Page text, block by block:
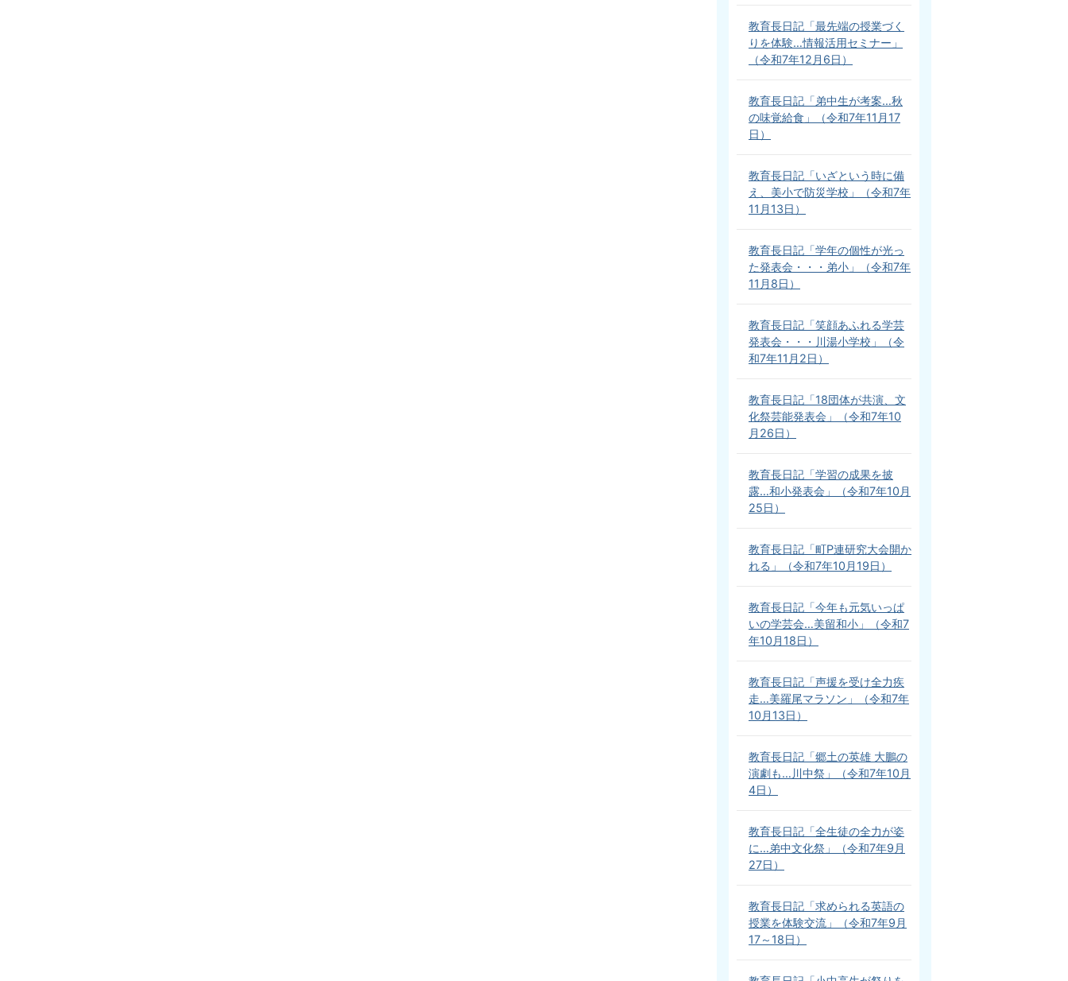
教育長日記「最先端の授業づく
りを体験…情報活用セミナー」
（令和7年12月6日）
教育長日記「弟中生が考案…秋
の味覚給食」（令和7年11月17
日）
教育長日記「いざという時に備
え、美小で防災学校」（令和7年
11月13日）
教育長日記「学年の個性が光っ
た発表会・・・弟小」（令和7年
11月8日）
教育長日記「笑顔あふれる学芸
発表会・・・川湯小学校」（令
和7年11月2日）
教育長日記「18団体が共演、文
化祭芸能発表会」（令和7年10
月26日）
教育長日記「学習の成果を披
露…和小発表会」（令和7年10月
25日）
教育長日記「町P連研究大会開か
れる」（令和7年10月19日）
教育長日記「今年も元気いっぱ
いの学芸会…美留和小」（令和7
年10月18日）
教育長日記「声援を受け全力疾
走…美羅尾マラソン」（令和7年
10月13日）
教育長日記「郷土の英雄 大鵬の
演劇も…川中祭」（令和7年10月
4日）
教育長日記「全生徒の全力が姿
に…弟中文化祭」（令和7年9月
27日）
教育長日記「求められる英語の
授業を体験交流」（令和7年9月
17～18日）